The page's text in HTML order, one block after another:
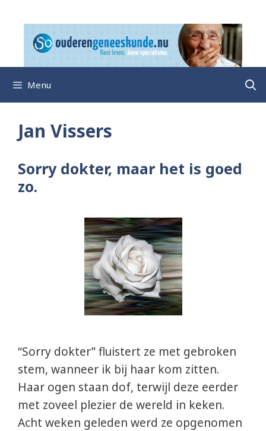
naar
Menu
Jan Vissers
Sorry dokter, maar het is goed
zo.
“Sorry dokter” fluistert ze met gebroken
stem, wanneer ik bij haar kom zitten.
Haar ogen staan dof, terwijl deze eerder
met zoveel plezier de wereld in keken.
Acht weken geleden werd ze opgenomen